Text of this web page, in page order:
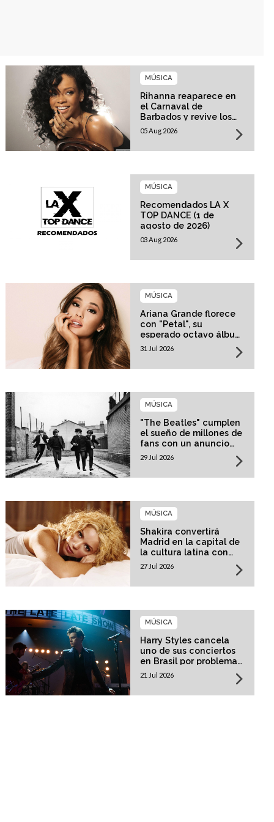
Rihanna reaparece en
el Carnaval de
Barbados y revive los
rumores sobre su
esperado regreso
MÚSICA
05 Aug 2026
Recomendados LA X
TOP DANCE (1 de
agosto de 2026)
MÚSICA
03 Aug 2026
Ariana Grande florece
con "Petal", su
esperado octavo álbum
de estudio
MÚSICA
31 Jul 2026
"The Beatles" cumplen
el sueño de millones de
fans con un anuncio
histórico
MÚSICA
29 Jul 2026
Shakira convertirá
Madrid en la capital de
la cultura latina con
una residencia histórica
MÚSICA
27 Jul 2026
Harry Styles cancela
uno de sus conciertos
en Brasil por problemas
de salud
MÚSICA
21 Jul 2026